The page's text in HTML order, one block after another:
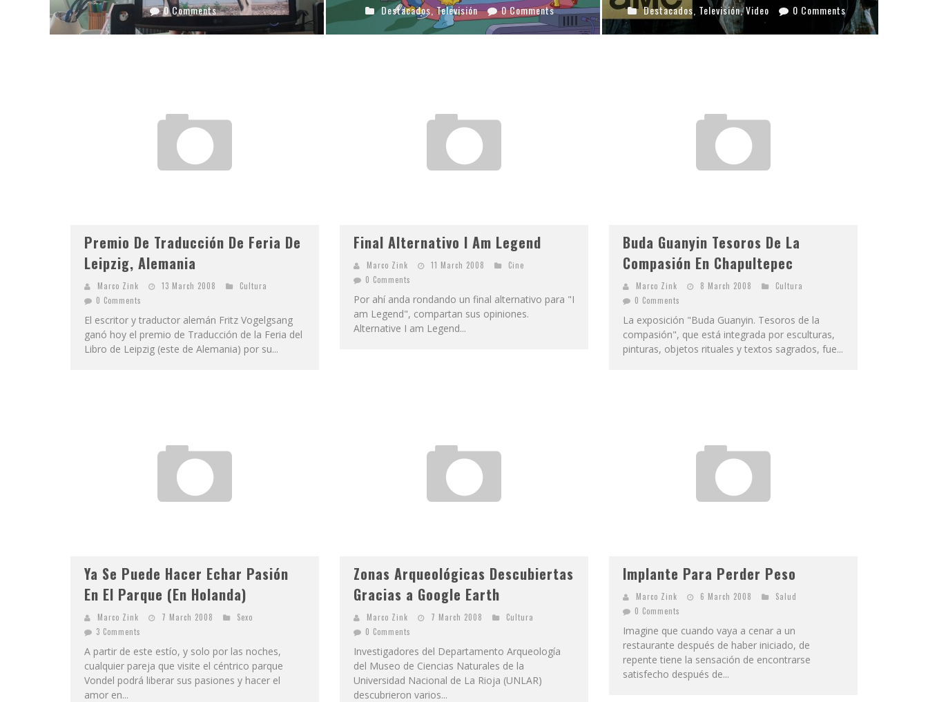
0 Comments
Destacados,Televisión 0 Comments
Destacados Televisión,Video 0 Comments
Premio De Traducción De Feria De
Leipzig, Alemania
Marco Zink 13 March 2008
Cultura
0 Comments
El escritor y traductor alemán Fritz Vogelgsang
ganó hoy el premio de Traducción de la Feria del
Libro de Leipzig (este de Alemania) por su...
Final Alternativo I Am Legend
Marco Zink 11 March 2008
Cine
0 Comments
Por ahí anda rondando un final alternativo para "I
am Legend", compartan sus opiniones.
Alternative I am Legend...
Buda Guanyin Tesoros De La
Compasión En Chapultepec
Marco Zink 8 March 2008
Cultura
0 Comments
La exposición "Buda Guanyin. Tesoros de la
compasión", que está integrada por esculturas,
pinturas, objetos rituales y textos sagrados, fue...
Ya Se Puede Hacer Echar Pasión
En El Parque (En Holanda)
Marco Zink 7 March 2008
Sexo
3 Comments
A partir de este estío, y solo por las noches,
cualquier pareja que visite el céntrico parque
Vondel podrá liberar sus pasiones y hacer el
amor en...
Zonas Arqueológicas Descubiertas
Gracias a Google Earth
Marco Zink 7 March 2008
Cultura
0 Comments
Investigadores del Departamento Arqueología
del Museo de Ciencias Naturales de la
Universidad Nacional de La Rioja (UNLAR)
descubrieron varios...
Implante Para Perder Peso
Marco Zink 6 March 2008
Salud
0 Comments
Imagine que cuando vaya a cenar a un
restaurante después de haber iniciado, de
repente tiene la sensación de encontrarse
satisfecho después de...